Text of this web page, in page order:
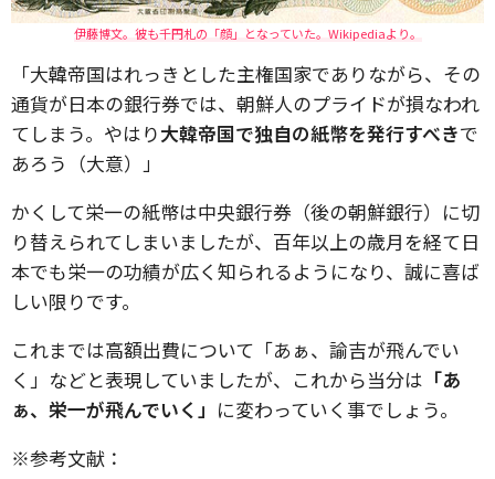
伊藤博文。彼も千円札の「顔」となっていた。Wikipediaより。
「大韓帝国はれっきとした主権国家でありながら、その
通貨が日本の銀行券では、朝鮮人のプライドが損なわれ
てしまう。やはり大韓帝国で独自の紙幣を発行すべきで
あろう（大意）」
かくして栄一の紙幣は中央銀行券（後の朝鮮銀行）に切
り替えられてしまいましたが、百年以上の歳月を経て日
本でも栄一の功績が広く知られるようになり、誠に喜ば
しい限りです。
これまでは高額出費について「あぁ、諭吉が飛んでい
く」などと表現していましたが、これから当分は 「あ
ぁ、栄一が飛んでいく」 に変わっていく事でしょう。
※参考文献：